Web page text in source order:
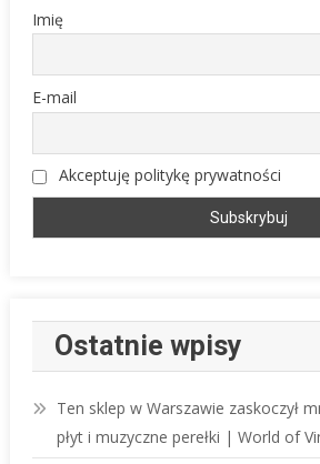
Imię
E-mail
Akceptuję politykę prywatności
Ostatnie wpisy
Ten sklep w Warszawie zaskoczył
płyt i muzyczne perełki | World of